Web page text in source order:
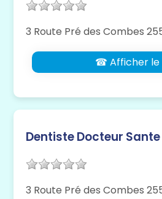
3 Route Pré des Combes
☎ Afficher le
Dentiste Docteur
3 Route Pré des Combes